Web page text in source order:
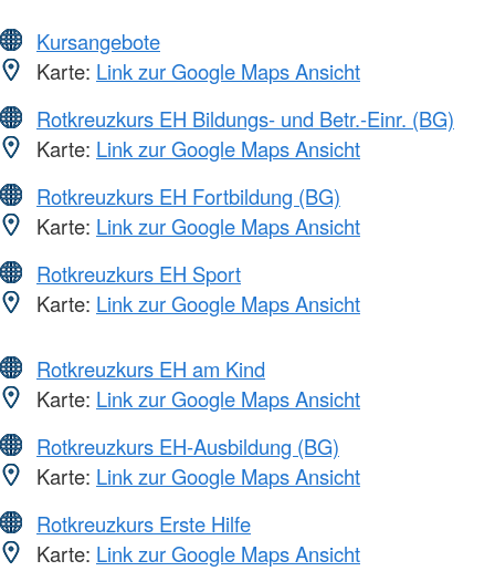
Kursangebote
Karte: Link zur Google Maps Ansicht
Rotkreuzkurs EH Bildungs- und Betr.-Einr. (BG)
Karte: Link zur Google Maps Ansicht
Rotkreuzkurs EH Fortbildung (BG)
Karte: Link zur Google Maps Ansicht
Rotkreuzkurs EH Sport
Karte: Link zur Google Maps Ansicht
Rotkreuzkurs EH am Kind
Karte: Link zur Google Maps Ansicht
Rotkreuzkurs EH-Ausbildung (BG)
Karte: Link zur Google Maps Ansicht
Rotkreuzkurs Erste Hilfe
Karte: Link zur Google Maps Ansicht